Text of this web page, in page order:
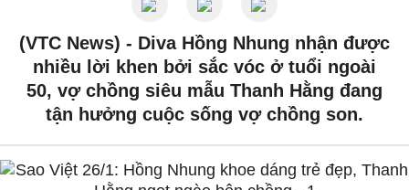
(VTC News) - Diva Hồng Nhung nhận được
nhiều lời khen bởi sắc vóc ở tuổi ngoài
50, vợ chồng siêu mẫu Thanh Hằng đang
tận hưởng cuộc sống vợ chồng son.